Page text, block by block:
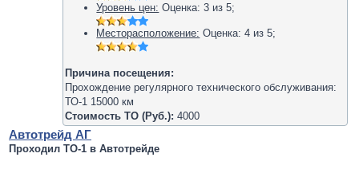
Уровень цен: Оценка:3 из5;
Месторасположение: Оценка:4 из5;
Причина посещения:
Прохождение регулярного технического обслуживания:
ТО-1 15000 км
Стоимость ТО (Руб.): 4000
Автотрейд АГ
Проходил ТО-1 в Автотрейде